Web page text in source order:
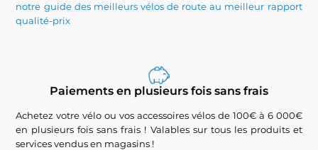
notre guide des meilleurs vélos de route au meilleur rapport
qualité-prix
Paiements en plusieurs fois sans frais
Achetez votre vélo ou vos accessoires vélos de 100€ à 6 000€
en plusieurs fois sans frais ! Valables sur tous les produits et
services vendus en magasins !